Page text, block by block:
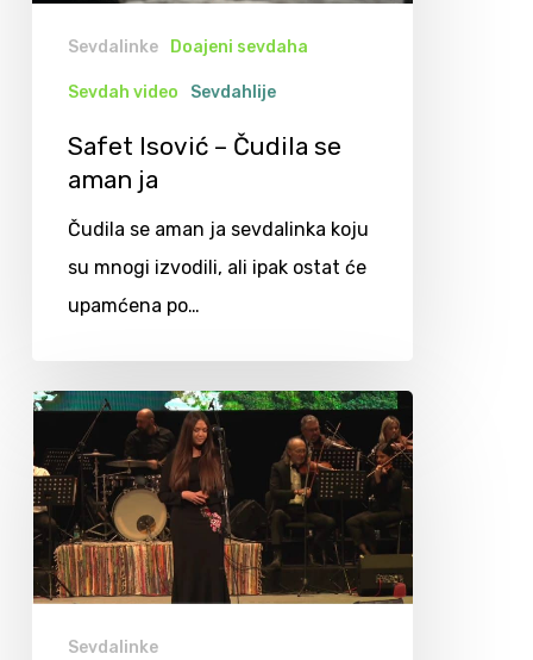
Sevdalinke Doajeni sevdaha
Sevdah video Sevdahlije
Safet Isović – Čudila se
aman ja
Čudila se aman ja sevdalinka koju
su mnogi izvodili, ali ipak ostat će
upamćena po…
Sevdalinke